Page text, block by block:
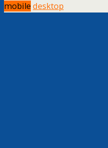
mobile desktop